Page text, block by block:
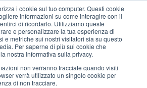
i cookie sul tuo computer. Questi cookie
informazioni su come interagire con il
di ricordarlo. Utilizziamo queste
e personalizzare la tua esperienza di
e metriche sui nostri visitatori sia su questo
Per saperne di più sui cookie che
nostra Informativa sulla privacy.
non verranno tracciate quando visiti
verrà utilizzato un singolo cookie per
di non tracciare.
MENU